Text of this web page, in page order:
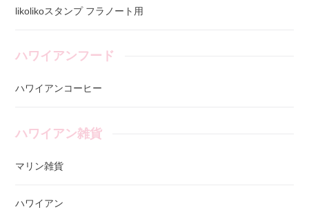
likolikoスタンプ フラノート用
ハワイアンフード
ハワイアンコーヒー
ハワイアン雑貨
マリン雑貨
ハワイアン